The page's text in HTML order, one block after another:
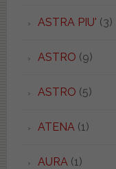
ASTRA PIU' (3)
ASTRO (9)
ASTRO (5)
ATENA (1)
AURA (1)